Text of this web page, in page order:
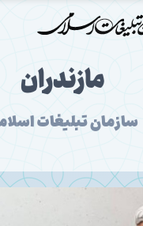
مازندران
سازمان تبلیغات